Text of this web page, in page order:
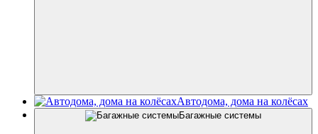
Автодома, дома на колёсах
Багажные системы